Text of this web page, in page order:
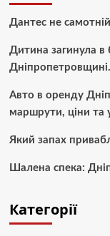
Дантес не
Дитина загинула в
Дніпропетровщині.
Авто в оренду
маршрути, ціни та
Який запах
Шалена спека:
Категорії